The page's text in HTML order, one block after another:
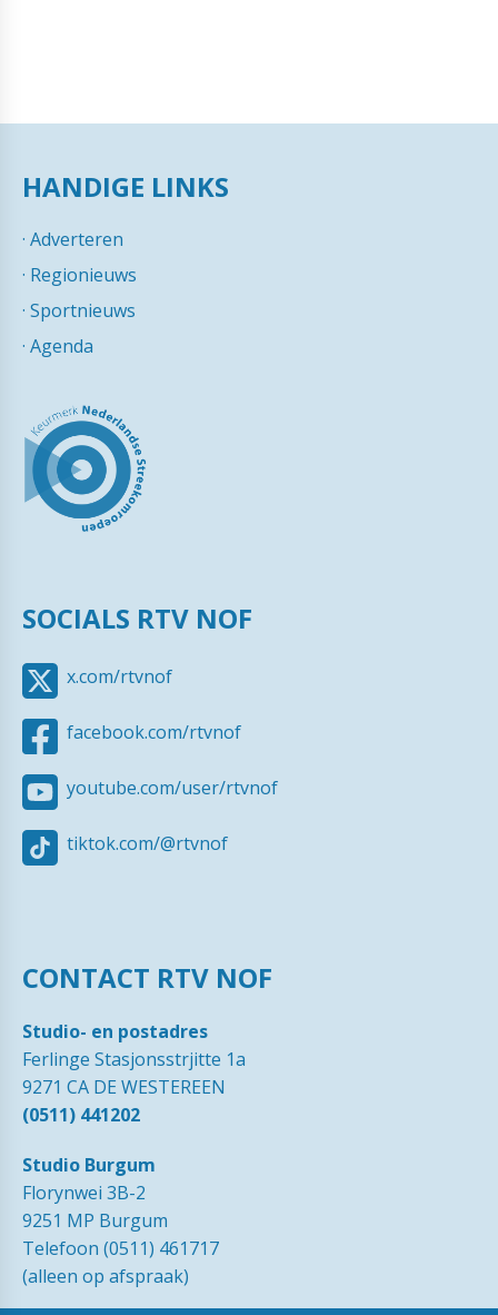
HANDIGE LINKS
· Adverteren
· Regionieuws
· Sportnieuws
· Agenda
SOCIALS RTV NOF
x.com/rtvnof
facebook.com/rtvnof
youtube.com/user/rtvnof
tiktok.com/@rtvnof
CONTACT RTV NOF
Studio- en postadres
Ferlinge Stasjonsstrjitte 1a
9271 CA DE WESTEREEN
(0511) 441202
Studio Burgum
Florynwei 3B-2
9251 MP Burgum
Telefoon (0511) 461717
(alleen op afspraak)